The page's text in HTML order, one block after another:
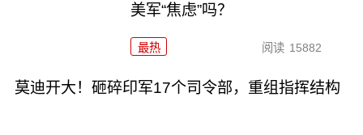
美军“焦虑”吗？
最热 阅读 15882
莫迪开大！砸碎印军17个司令部，重组指挥结构